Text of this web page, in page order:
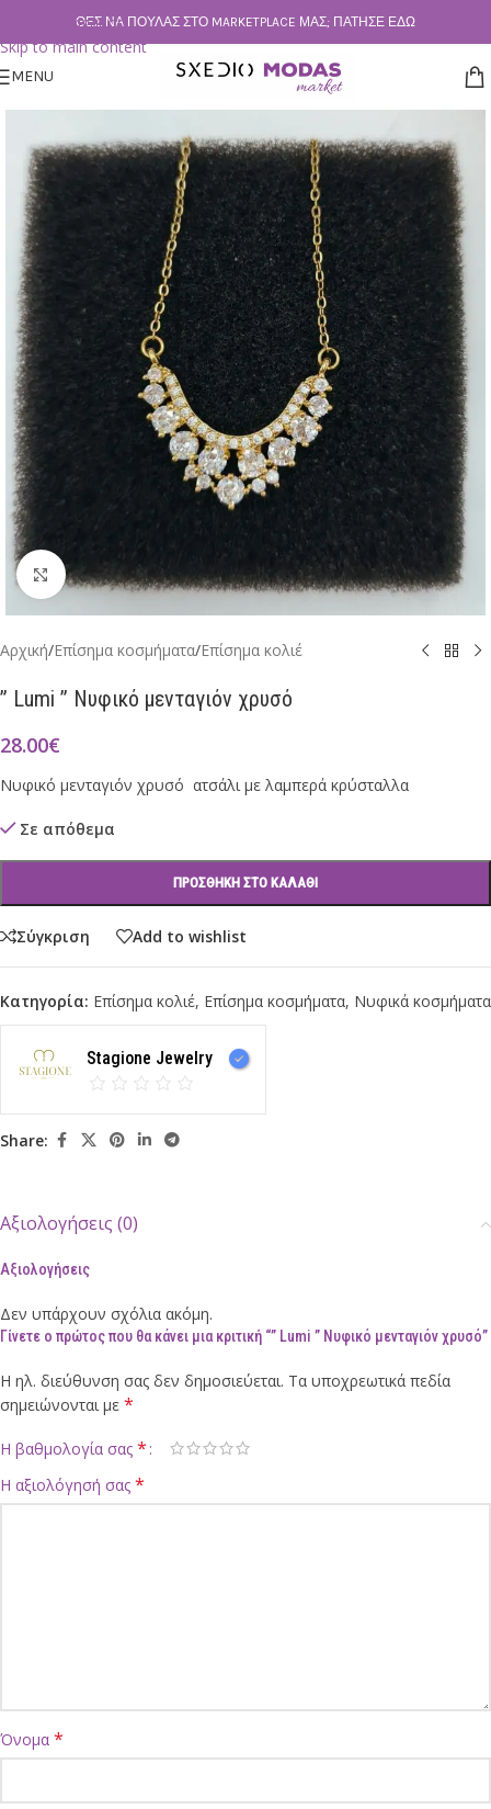
Skip to navigation
Skip to main content
ΘΕΣ ΝΑ ΠΟΥΛΆΣ ΣΤΟ MARKETPLACE ΜΑΣ; ΠΆΤΗΣΕ ΕΔΏ
MENU
Click to enlarge
Αρχική/Επίσημα κοσμήματα/Επίσημα κολιέ
” Lumi ” Νυφικό μενταγιόν χρυσό
28.00€
Νυφικό μενταγιόν χρυσό ατσάλι με λαμπερά κρύσταλλα
Σε απόθεμα
ΠΡΟΣΘΉΚΗ ΣΤΟ ΚΑΛΆΘΙ
Σύγκριση Add to wishlist
Κατηγορία: Επίσημα κολιέ, Επίσημα κοσμήματα, Νυφικά κοσμήματα
Stagione Jewelry
Share:
Αξιολογήσεις (0)
Αξιολογήσεις
Δεν υπάρχουν σχόλια ακόμη.
Γίνετε ο πρώτος που θα κάνει μια κριτική “” Lumi ” Νυφικό μενταγιόν χρυσό”
Η ηλ. διεύθυνση σας δεν δημοσιεύεται. Τα υποχρεωτικά πεδία
σημειώνονται με *
Η βαθμολογία σας *
Η αξιολόγησή σας *
Όνομα *